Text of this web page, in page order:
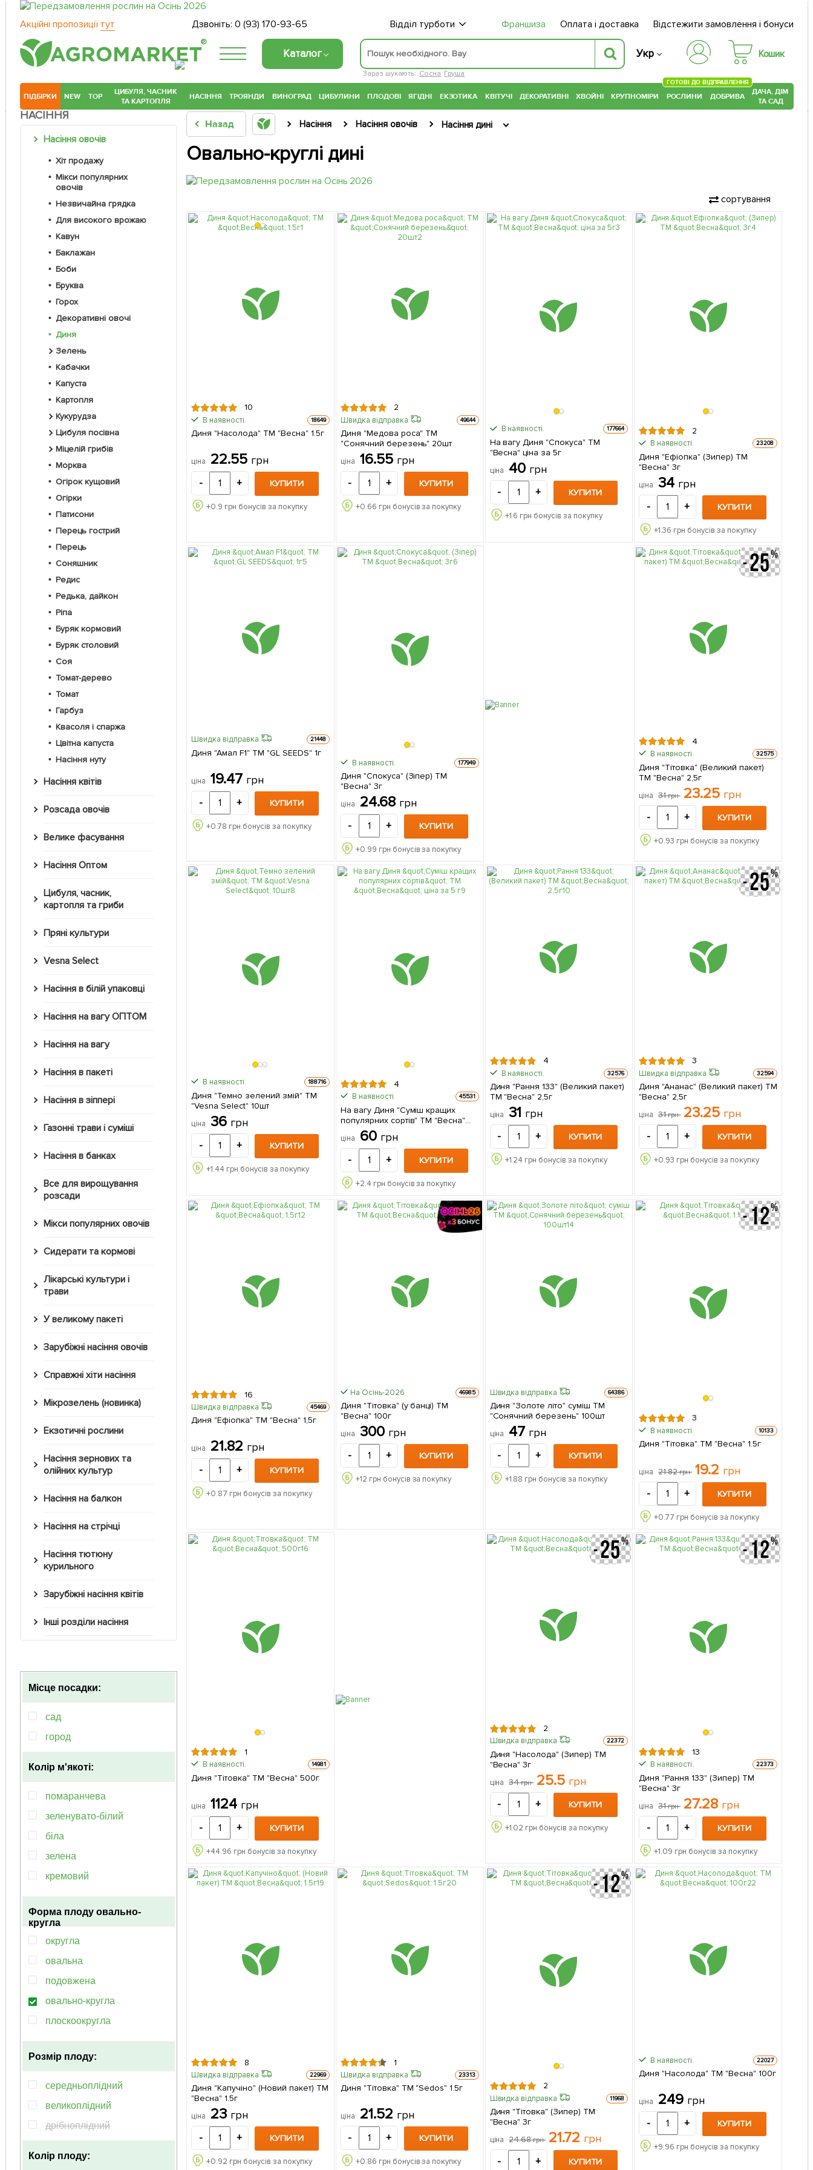
Акційні пропозиції тут Дзвоніть: 0 (93) 170-93-65 Відділ турботи Франшиза Оплата і доставка Відстежити замовлення і бонуси
®
Каталог
Зараз шукають: Сосна Груша
Укр Кошик
ПІДБІРКИ NEW TOP
ЦИБУЛЯ, ЧАСНИК
ТА КАРТОПЛЯ
НАСІННЯ ТРОЯНДИ ВИНОГРАД ЦИБУЛИНИ ПЛОДОВІ ЯГІДНІ ЕКЗОТИКА КВІТУЧІ ДЕКОРАТИВНІ ХВОЙНІ КРУПНОМІРИ РОСЛИНИ
ГОТОВІ ДО ВІДПРАВЛЕННЯ
ДОБРИВА
ДАЧА, ДІМ
ТА САД
НАСІННЯ
Насіння овочів
Хіт продажу
Мікси популярних
овочів
Незвичайна грядка
Для високого врожаю
Кавун
Баклажан
Боби
Бруква
Горох
Декоративні овочі
Диня
Зелень
Кабачки
Капуста
Картопля
Кукурудза
Цибуля посівна
Міцелій грибів
Морква
Огірок кущовий
Огірки
Патисони
Перець гострий
Перець
Соняшник
Редис
Редька, дайкон
Ріпа
Буряк кормовий
Буряк столовий
Соя
Томат-дерево
Томат
Гарбуз
Квасоля і спаржа
Цвітна капуста
Насіння нуту
Насіння квітів
Розсада овочів
Велике фасування
Насіння Оптом
Цибуля, часник,
картопля та гриби
Пряні культури
Vesna Select
Насіння в білій упаковці
Насіння на вагу ОПТОМ
Насіння на вагу
Насіння в пакеті
Насіння в зіппері
Газонні трави і суміші
Насіння в банках
Все для вирощування
розсади
Мікси популярних овочів
Сидерати та кормові
Лікарські культури і
трави
У великому пакеті
Зарубіжні насіння овочів
Справжні хіти насіння
Мікрозелень (новинка)
Екзотичні рослини
Насіння зернових та
олійних культур
Насіння на балкон
Насіння на стрічці
Насіння тютюну
курильного
Зарубіжні насіння квітів
Інші розділи насіння
Місце посадки:
сад
город
Колір м'якоті:
помаранчева
зеленувато-білий
біла
зелена
кремовий
рiзнобарвний
оранжево-розовий
Форма плоду овально-
кругла
округла
овальна
подовжена
овально-кругла
плоскоокругла
витягнуто-овальна
Розмір плоду:
середньоплідний
великоплідний
дрібноплідний
Колір плоду:
Назад Насіння Насіння овочів Насіння дині
Овально-круглі дині
сортування
10
В наявності. 18649
Диня "Насолода" ТМ "Весна" 1.5г
ціна 22.55 грн
- + КУПИТИ
+0.9 грн бонусів за покупку
2
Швидка відправка 49644
Диня "Медова роса" ТМ
"Сонячний березень" 20шт
ціна 16.55 грн
- + КУПИТИ
+0.66 грн бонусів за покупку
В наявності. 177664
На вагу Диня "Спокуса" ТМ
"Весна" ціна за 5г
ціна 40 грн
- + КУПИТИ
+1.6 грн бонусів за покупку
2
В наявності. 23208
Диня "Ефіопка" (Зипер) ТМ
"Весна" 3г
ціна 34 грн
- + КУПИТИ
+1.36 грн бонусів за покупку
Швидка відправка 21448
Диня "Амал F1" ТМ "GL SEEDS" 1г
ціна 19.47 грн
- + КУПИТИ
+0.78 грн бонусів за покупку
В наявності. 177949
Диня "Спокуса" (Зіпер) ТМ
"Весна" 3г
ціна 24.68 грн
- + КУПИТИ
+0.99 грн бонусів за покупку
4
В наявності. 32575
Диня "Тітовка" (Великий пакет)
ТМ "Весна" 2,5г
ціна 31грн 23.25 грн
- + КУПИТИ
+0.93 грн бонусів за покупку
В наявності. 188716
Диня "Темно зелений змій" ТМ
"Vesna Select" 10шт
ціна 36 грн
- + КУПИТИ
+1.44 грн бонусів за покупку
4
В наявності. 45531
На вагу Диня "Суміш кращих
популярних сортів" ТМ "Весна"
ціна за 5 г
ціна 60 грн
- + КУПИТИ
+2.4 грн бонусів за покупку
4
В наявності. 32576
Диня "Рання 133" (Великий пакет)
ТМ "Весна" 2,5г
ціна 31 грн
- + КУПИТИ
+1.24 грн бонусів за покупку
3
Швидка відправка 32594
Диня "Ананас" (Великий пакет) ТМ
"Весна" 2,5г
ціна 31грн 23.25 грн
- + КУПИТИ
+0.93 грн бонусів за покупку
16
Швидка відправка 45469
Диня "Ефіопка" ТМ "Весна" 1,5г
ціна 21.82 грн
- + КУПИТИ
+0.87 грн бонусів за покупку
На Осінь-2026 46985
Диня "Тітовка" (у банці) ТМ
"Весна" 100г
ціна 300 грн
- + КУПИТИ
+12 грн бонусів за покупку
Швидка відправка 64386
Диня "Золоте літо" суміш ТМ
"Сонячний березень" 100шт
ціна 47 грн
- + КУПИТИ
+1.88 грн бонусів за покупку
3
В наявності. 10133
Диня "Тітовка" ТМ "Весна" 1.5г
ціна 21.82грн 19.2 грн
- + КУПИТИ
+0.77 грн бонусів за покупку
1
В наявності. 14981
Диня "Тітовка" ТМ "Весна" 500г
ціна 1124 грн
- + КУПИТИ
+44.96 грн бонусів за покупку
2
Швидка відправка 22372
Диня "Насолода" (Зипер) ТМ
"Весна" 3г
ціна 34грн 25.5 грн
- + КУПИТИ
+1.02 грн бонусів за покупку
13
В наявності. 22373
Диня "Рання 133" (Зипер) ТМ
"Весна" 3г
ціна 31грн 27.28 грн
- + КУПИТИ
+1.09 грн бонусів за покупку
8
Швидка відправка 22969
Диня "Капучіно" (Новий пакет) ТМ
"Весна" 1.5г
ціна 23 грн
- + КУПИТИ
+0.92 грн бонусів за покупку
1
Швидка відправка 23313
Диня "Тітовка" ТМ "Sedos" 1.5г
ціна 21.52 грн
- + КУПИТИ
+0.86 грн бонусів за покупку
2
Швидка відправка 11968
Диня "Тітовка" (Зипер) ТМ
"Весна" 3г
ціна 24.68грн 21.72 грн
- + КУПИТИ
В наявності. 22027
Диня "Насолода" ТМ "Весна" 100г
ціна 249 грн
- + КУПИТИ
+9.96 грн бонусів за покупку